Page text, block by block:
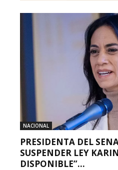
NACIONAL
PRESIDENTA DEL
SUSPENDER LEY
DISPONIBLE”...